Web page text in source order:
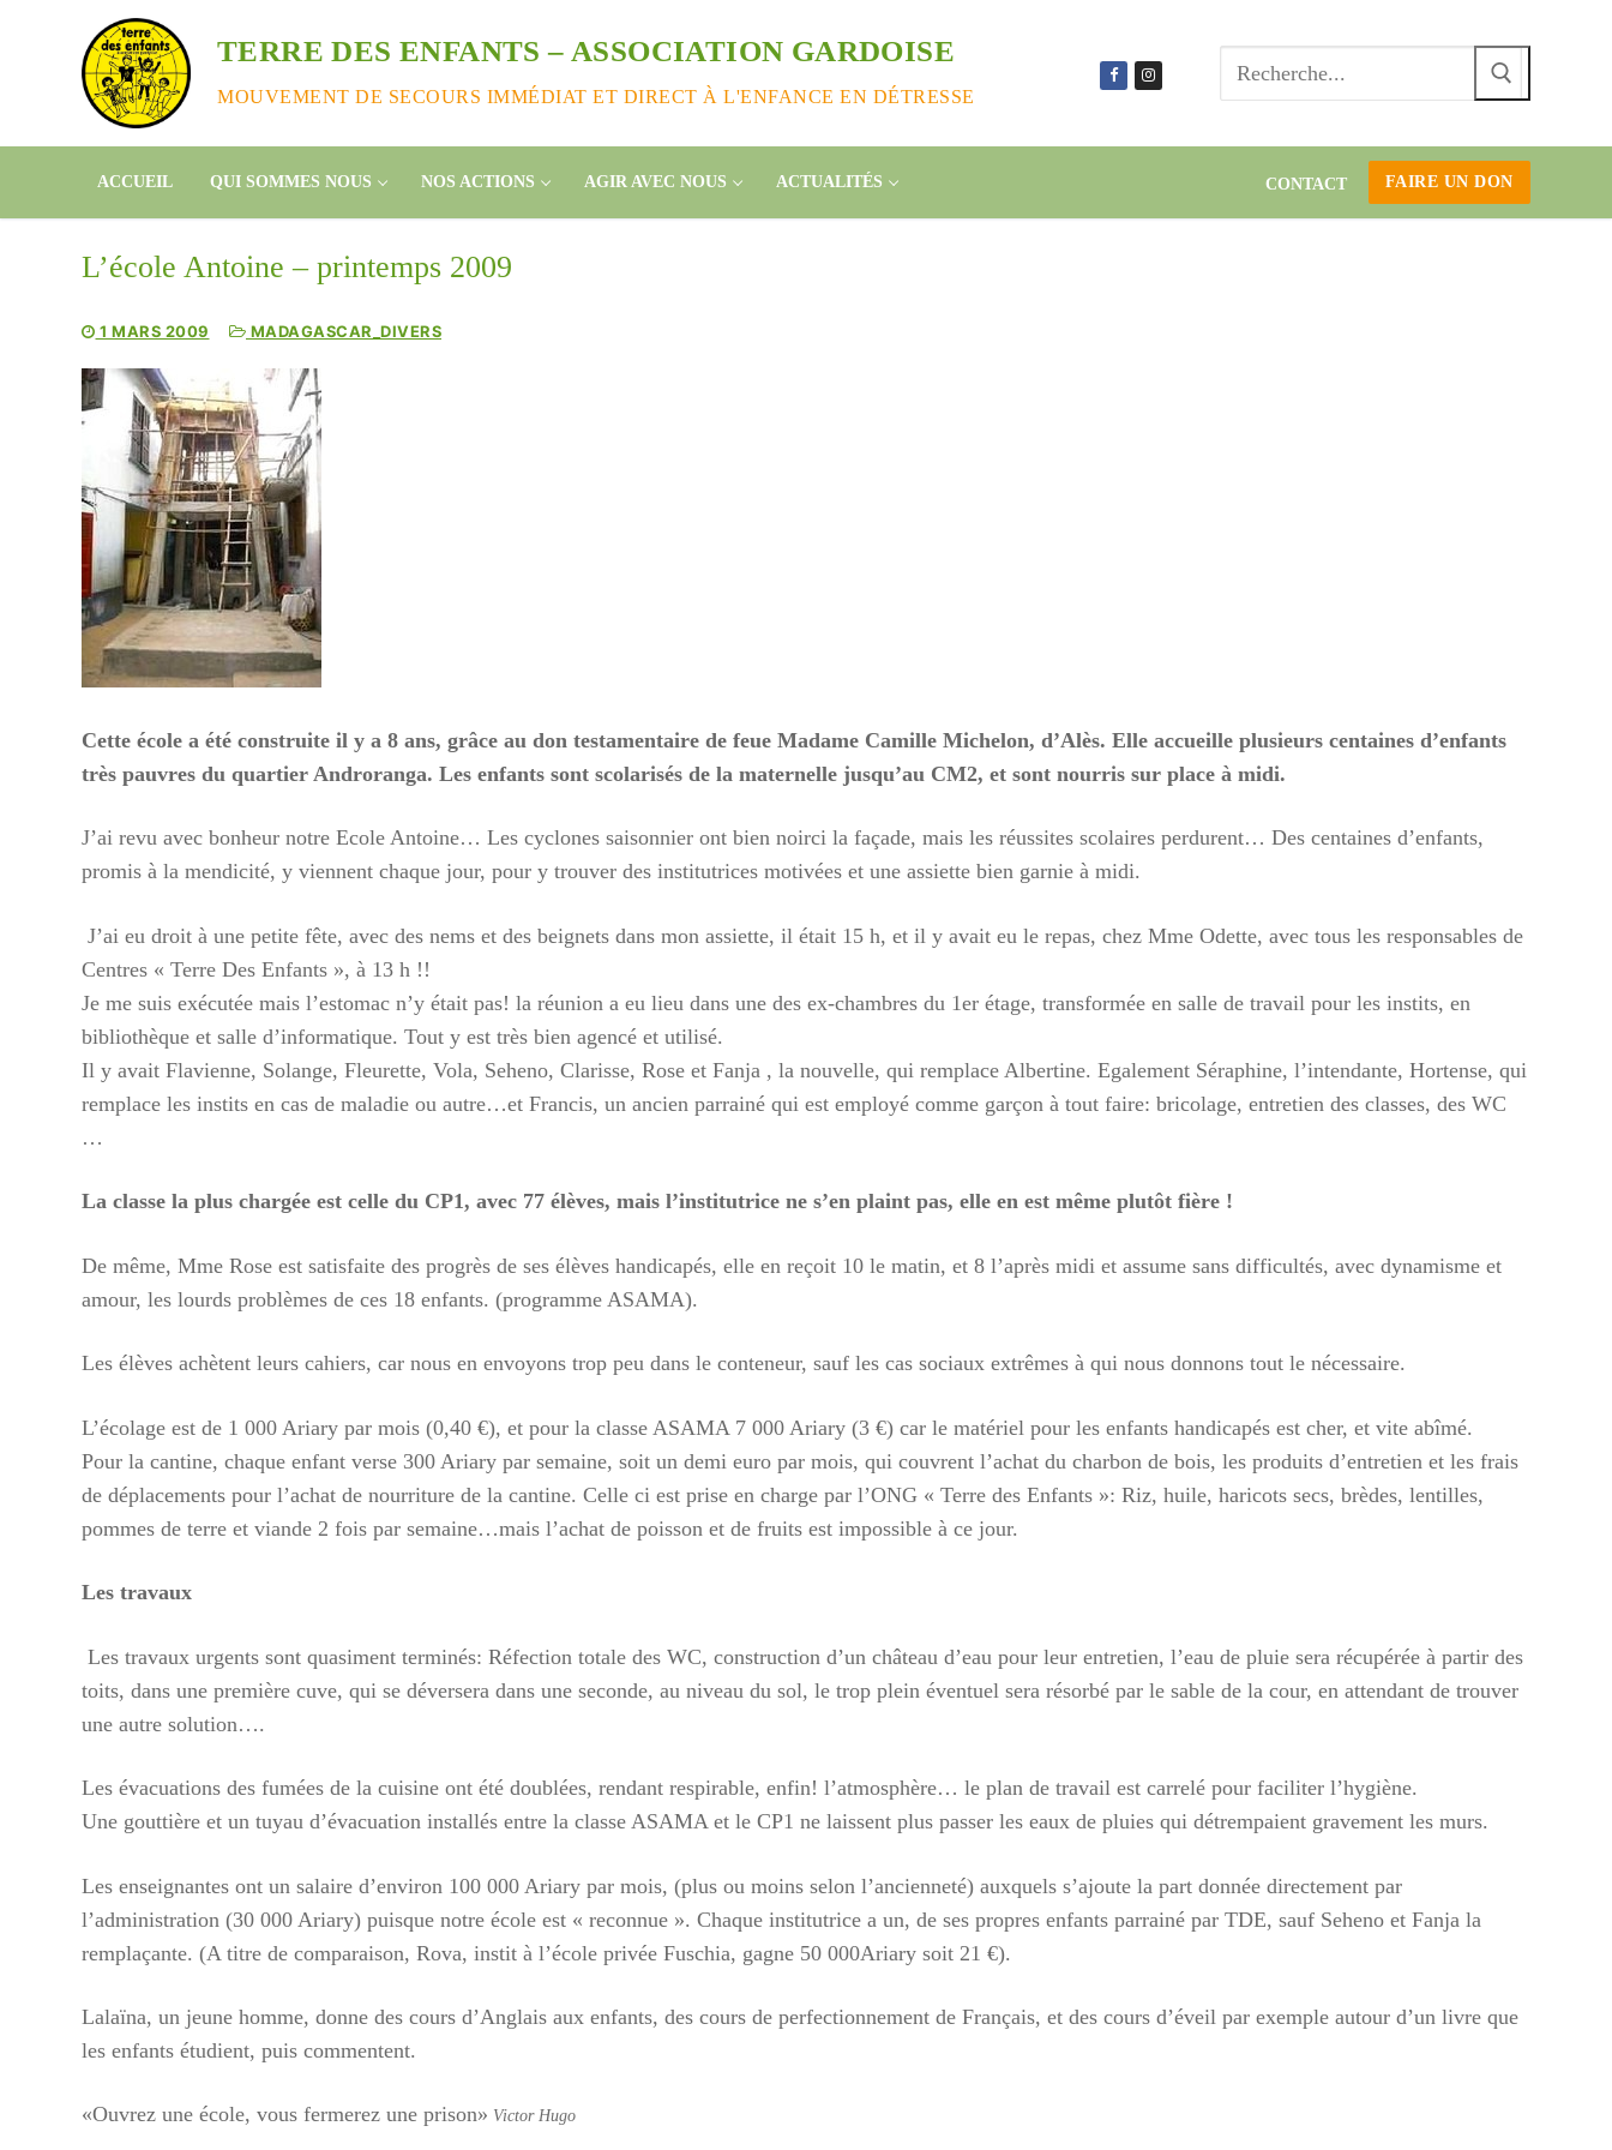
contenu
TERRE DES ENFANTS – ASSOCIATION GARDOISE
MOUVEMENT DE SECOURS IMMÉDIAT ET DIRECT À L'ENFANCE EN DÉTRESSE
ACCUEIL QUI SOMMES NOUS NOS ACTIONS AGIR AVEC NOUS ACTUALITÉS CONTACT FAIRE UN DON
L’école Antoine – printemps 2009
1 MARS 2009 MADAGASCAR_DIVERS
Cette école a été construite il y a 8 ans, grâce au don testamentaire de feue Madame Camille Michelon, d’Alès. Elle accueille plusieurs centaines d’enfants
très pauvres du quartier Androranga. Les enfants sont scolarisés de la maternelle jusqu’au CM2, et sont nourris sur place à midi.
J’ai revu avec bonheur notre Ecole Antoine… Les cyclones saisonnier ont bien noirci la façade, mais les réussites scolaires perdurent… Des centaines d’enfants,
promis à la mendicité, y viennent chaque jour, pour y trouver des institutrices motivées et une assiette bien garnie à midi.
J’ai eu droit à une petite fête, avec des nems et des beignets dans mon assiette, il était 15 h, et il y avait eu le repas, chez Mme Odette, avec tous les responsables de
Centres « Terre Des Enfants », à 13 h !!
Je me suis exécutée mais l’estomac n’y était pas! la réunion a eu lieu dans une des ex-chambres du 1er étage, transformée en salle de travail pour les instits, en
bibliothèque et salle d’informatique. Tout y est très bien agencé et utilisé.
Il y avait Flavienne, Solange, Fleurette, Vola, Seheno, Clarisse, Rose et Fanja , la nouvelle, qui remplace Albertine. Egalement Séraphine, l’intendante, Hortense, qui
remplace les instits en cas de maladie ou autre…et Francis, un ancien parrainé qui est employé comme garçon à tout faire: bricolage, entretien des classes, des WC
…
La classe la plus chargée est celle du CP1, avec 77 élèves, mais l’institutrice ne s’en plaint pas, elle en est même plutôt fière !
De même, Mme Rose est satisfaite des progrès de ses élèves handicapés, elle en reçoit 10 le matin, et 8 l’après midi et assume sans difficultés, avec dynamisme et
amour, les lourds problèmes de ces 18 enfants. (programme ASAMA).
Les élèves achètent leurs cahiers, car nous en envoyons trop peu dans le conteneur, sauf les cas sociaux extrêmes à qui nous donnons tout le nécessaire.
L’écolage est de 1 000 Ariary par mois (0,40 €), et pour la classe ASAMA 7 000 Ariary (3 €) car le matériel pour les enfants handicapés est cher, et vite abîmé.
Pour la cantine, chaque enfant verse 300 Ariary par semaine, soit un demi euro par mois, qui couvrent l’achat du charbon de bois, les produits d’entretien et les frais
de déplacements pour l’achat de nourriture de la cantine. Celle ci est prise en charge par l’ONG « Terre des Enfants »: Riz, huile, haricots secs, brèdes, lentilles,
pommes de terre et viande 2 fois par semaine…mais l’achat de poisson et de fruits est impossible à ce jour.
Les travaux
Les travaux urgents sont quasiment terminés: Réfection totale des WC, construction d’un château d’eau pour leur entretien, l’eau de pluie sera récupérée à partir des
toits, dans une première cuve, qui se déversera dans une seconde, au niveau du sol, le trop plein éventuel sera résorbé par le sable de la cour, en attendant de trouver
une autre solution….
Les évacuations des fumées de la cuisine ont été doublées, rendant respirable, enfin! l’atmosphère… le plan de travail est carrelé pour faciliter l’hygiène.
Une gouttière et un tuyau d’évacuation installés entre la classe ASAMA et le CP1 ne laissent plus passer les eaux de pluies qui détrempaient gravement les murs.
Les enseignantes ont un salaire d’environ 100 000 Ariary par mois, (plus ou moins selon l’ancienneté) auxquels s’ajoute la part donnée directement par
l’administration (30 000 Ariary) puisque notre école est « reconnue ». Chaque institutrice a un, de ses propres enfants parrainé par TDE, sauf Seheno et Fanja la
remplaçante. (A titre de comparaison, Rova, instit à l’école privée Fuschia, gagne 50 000Ariary soit 21 €).
Lalaïna, un jeune homme, donne des cours d’Anglais aux enfants, des cours de perfectionnement de Français, et des cours d’éveil par exemple autour d’un livre que
les enfants étudient, puis commentent.
«Ouvrez une école, vous fermerez une prison» Victor Hugo
https://www.helloasso.com/associations/association-gardoise-terre-des-
enfants/formulaires/5
Vous pouvez aussi envoyer un chèque à l’ordre de Terre des Enfants, chez
Mme Poulet, 165 rue Jean Monnet, 30310 VERGEZE
contact@terredesenfants.fr)
vidéo
00:00 01:44